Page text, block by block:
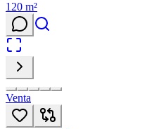
120 m²
Venta